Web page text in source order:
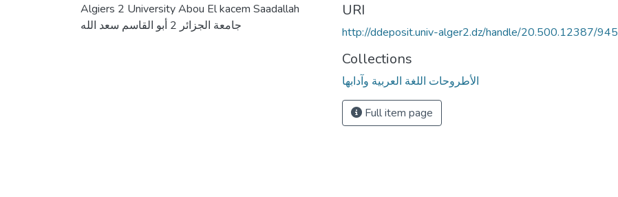
Algiers 2 University Abou El kacem Saadallah
جامعة الجزائر 2 أبو القاسم سعد الله
URI
http://ddeposit.univ-alger2.dz/handle/20.500.12387/945
Collections
الأطروحات اللغة العربية وآدابها
Full item page